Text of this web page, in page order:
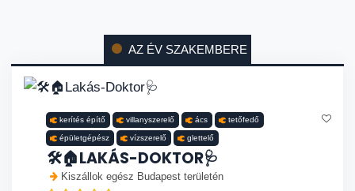
AZ ÉV SZAKEMBERE
kerítés építő villanyszerelő ács tetőfedő
épületgépész vízszerelő glettelő
🛠️🏠LAKÁS-DOKTOR🩺
Kiszállok egész Budapest területén